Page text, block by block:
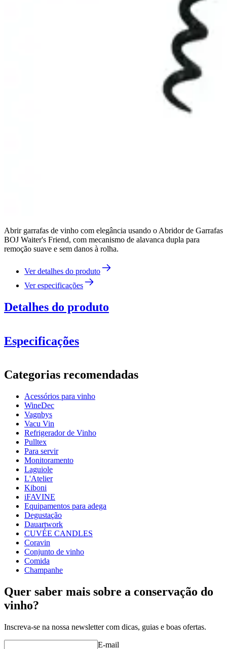
Abrir garrafas de vinho com elegância usando o Abridor de Garrafas
BOJ Waiter's Friend, com mecanismo de alavanca dupla para
remoção suave e sem danos à rolha.
Ver detalhes do produto
Ver especificações
Detalhes do produto
Especificações
Número do produto995901
Dimensões (LxAxP cm)
Peso (kg)
Altura (cm)
Largura (cm)8
Categorias recomendadas
Acessórios para vinho
WineDec
Vagnbys
Vacu Vin
Refrigerador de Vinho
Pulltex
Para servir
Monitoramento
Laguiole
L'Atelier
Kiboni
iFAVINE
Equipamentos para adega
Degustação
Dauartwork
CUVÉE CANDLES
Coravin
Conjunto de vinho
Comida
Champanhe
Quer saber mais sobre a conservação do
vinho?
Inscreva-se na nossa newsletter com dicas, guias e boas ofertas.
E-mail